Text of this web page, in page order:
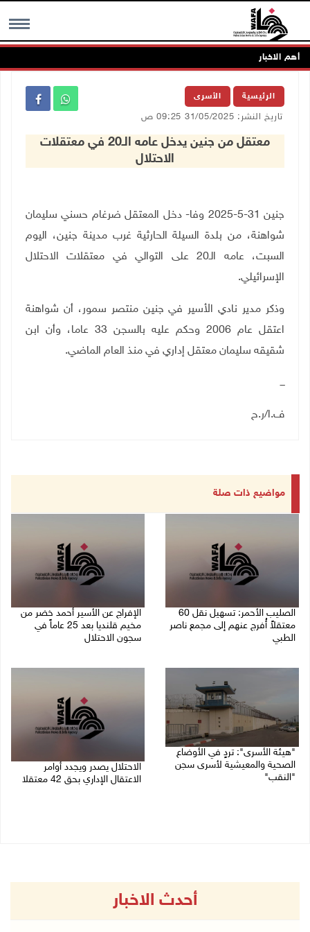
MENU أهم الاخبار
الرئيسية الأسرى
تاريخ النشر: 31/05/2025 09:25 ص
معتقل من جنين يدخل عامه الـ20 في معتقلات
الاحتلال
جنين 31-5-2025 وفا- دخل المعتقل ضرغام حسني سليمان
شواهنة، من بلدة السيلة الحارثية غرب مدينة جنين، اليوم
السبت، عامه الـ20 على التوالي في معتقلات الاحتلال
الإسرائيلي.
وذكر مدير نادي الأسير في جنين منتصر سمور، أن شواهنة
اعتقل عام 2006 وحكم عليه بالسجن 33 عاما، وأن ابن
شقيقه سليمان معتقل إداري في منذ العام الماضي.
ـــ
ف.ا/ر.ح
مواضيع ذات صلة
الصليب الأحمر: تسهيل نقل 60
معتقلاً أُفرج عنهم إلى مجمع ناصر
الطبي
الإفراج عن الأسير أحمد خضر من
مخيم قلنديا بعد 25 عاماً في
سجون الاحتلال
"هيئة الأسرى": تردٍ في الأوضاع
الصحية والمعيشية لأسرى سجن
"النقب"
الاحتلال يصدر ويجدد أوامر
الاعتقال الإداري بحق 42 معتقلا
أحدث الاخبار